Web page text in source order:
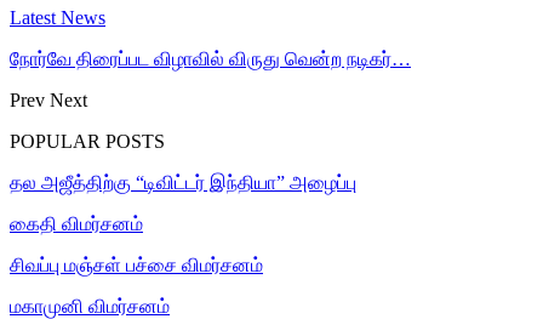
Latest News
நோர்வே திரைப்பட விழாவில் விருது வென்ற நடிகர்…
Prev Next
POPULAR POSTS
தல அஜீத்திற்கு “டிவிட்டர் இந்தியா” அழைப்பு
கைதி விமர்சனம்
சிவப்பு மஞ்சள் பச்சை விமர்சனம்
மகாமுனி விமர்சனம்